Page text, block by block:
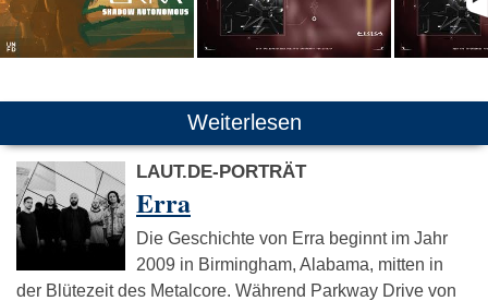
Weiterlesen
LAUT.DE-PORTRÄT
Erra
Die Geschichte von Erra beginnt im Jahr
2009 in Birmingham, Alabama, mitten in
der Blütezeit des Metalcore. Während Parkway Drive von